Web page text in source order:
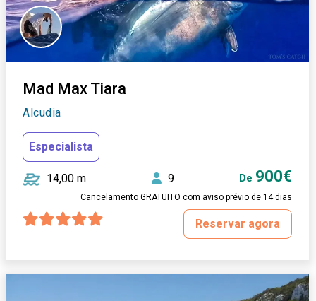
Mad Max Tiara
Alcudia
Especialista
14,00 m 9 De 900€
Cancelamento GRATUITO com aviso prévio de 14 dias
Reservar agora